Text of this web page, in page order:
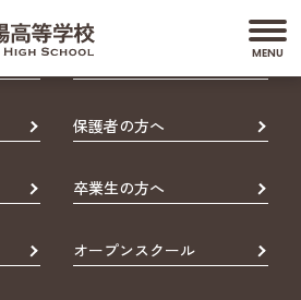
受験生の方へ
保護者の方へ
卒業生の方へ
オープンスクール